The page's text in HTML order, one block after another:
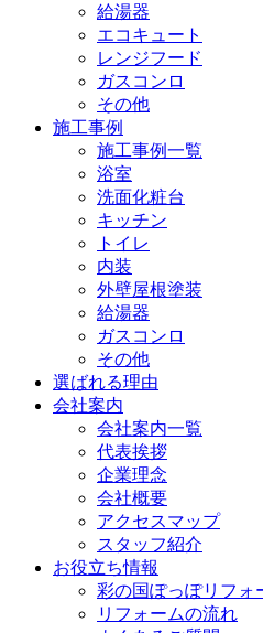
給湯器
エコキュート
レンジフード
ガスコンロ
その他
施工事例
施工事例一覧
浴室
洗面化粧台
キッチン
トイレ
内装
外壁屋根塗装
給湯器
ガスコンロ
その他
選ばれる理由
会社案内
会社案内一覧
代表挨拶
企業理念
会社概要
アクセスマップ
スタッフ紹介
お役立ち情報
彩の国ぽっぽリフォ
リフォームの流れ